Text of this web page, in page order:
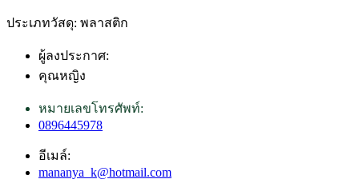
ประเภทวัสดุ: พลาสติก
ผู้ลงประกาศ:
คุณหญิง
หมายเลขโทรศัพท์:
0896445978
อีเมล์:
mananya_k@hotmail.com